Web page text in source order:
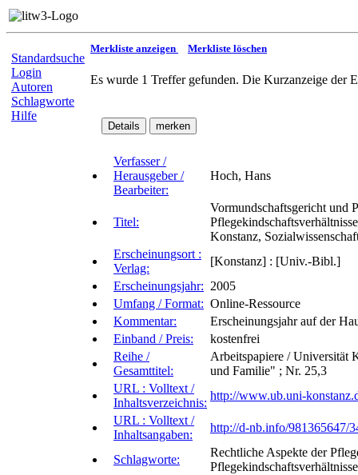
Standardsuche
Login
Autoren
Schlagworte
Hilfe
Merkliste anzeigen Merkliste löschen
Es wurde 1 Treffer gefunden. Die Kurzanzeige der
Verfasser /
Herausgeber /
Bearbeiter:
Hoch, Hans
Titel:
Vormundschaftsgericht und
Konstanz,
Erscheinungsort :
Verlag:
[Konstanz] : [Univ.-Bibl.]
Erscheinungsjahr: 2005
Umfang / Format: Online-Ressource
Kommentar:
Erscheinungsjahr auf der
Einband / Preis:
kostenfrei
Reihe /
Gesamttitel:
Arbeitspapiere / Universität
und Familie" ; Nr. 25,3
URL : Volltext /
Inhaltsverzeichnis:
http://www.ub.uni-
URL : Volltext /
Inhaltsangaben:
http://d-nb.info/981365647/
Schlagworte:
Rechtliche Aspekte der